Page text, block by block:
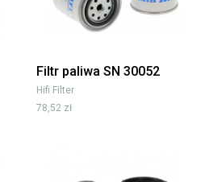
Filtr paliwa SN 30052
Hifi Filter
78,52 zł